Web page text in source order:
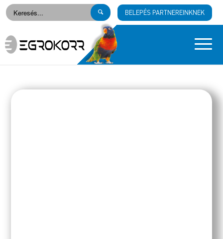
BELEPÉS PARTNEREINKNEK